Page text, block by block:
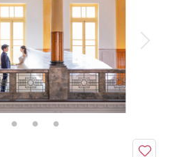
データ 台紙付写真
衣装レンタル ペットと撮影
含むもの
クセサリー、草履など）、新郎ヘアセ
ン）
ナブルに叶える和装スタジオフォト。
ィングプランです。